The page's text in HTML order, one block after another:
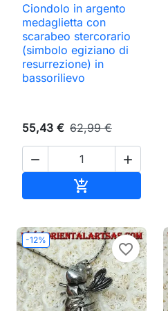
Ciondolo in argento
medaglietta con
scarabeo stercorario
(simbolo egiziano di
resurrezione) in
bassorilievo
55,43 € 62,99 €
 

-12%
favorite_border